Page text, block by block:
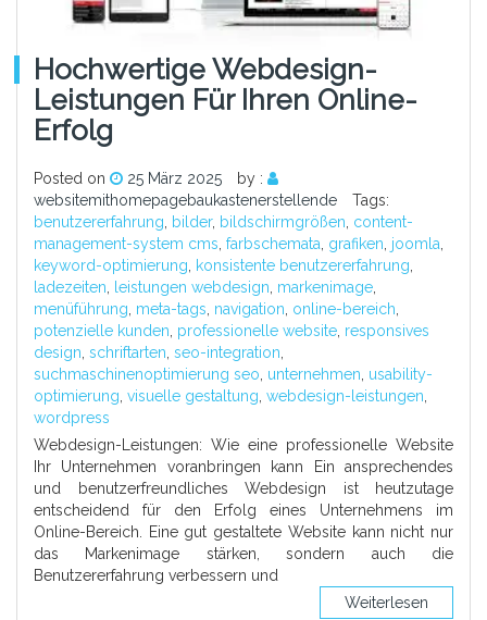
Hochwertige Webdesign-
Leistungen Für Ihren Online-
Erfolg
Posted on 25 März 2025
by :
websitemithomepagebaukastenerstellende
Tags:
benutzererfahrung
bilder, bildschirmgrößen content-
management-system cms farbschemata grafiken joomla
keyword-optimierung
konsistente benutzererfahrung
ladezeiten
leistungen webdesign markenimage
menüführung meta-tags navigation online-bereich
potenzielle kunden professionelle website responsives
design schriftarten seo-integration
suchmaschinenoptimierung seo unternehmen usability-
optimierung visuelle gestaltung webdesign-leistungen
wordpress
Webdesign-Leistungen: Wie eine professionelle Website
Ihr Unternehmen voranbringen kann Ein ansprechendes
und benutzerfreundliches Webdesign ist heutzutage
entscheidend für den Erfolg eines Unternehmens im
Online-Bereich. Eine gut gestaltete Website kann nicht nur
das Markenimage stärken, sondern auch die
Benutzererfahrung verbessern und
Weiterlesen